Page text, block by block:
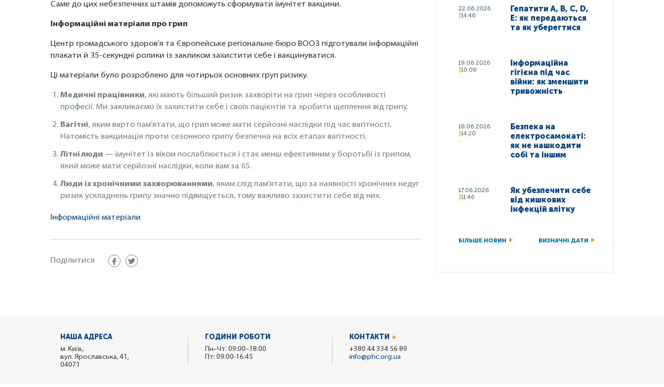
Саме до цих небезпечних штамів допоможуть сформувати імунітет вакцини.
Інформаційні матеріали про грип
Центр громадського здоров’я та Європейське регіональне бюро ВООЗ підготували інформаційні
плакати й 35-секундні ролики із закликом захистити себе і вакцинуватися.
Ці матеріали було розроблено для чотирьох основних груп ризику.
Медичні працівники, які мають більший ризик захворіти на грип через особливості
професії. Ми закликаємо їх захистити себе і своїх пацієнтів та зробити щеплення від грипу.
Вагітні, яким варто пам’ятати, що грип може мати серйозні наслідки під час вагітності.
Натомість вакцинація проти сезонного грипу безпечна на всіх етапах вагітності.
Літні люди — імунітет із віком послаблюється і стає менш ефективним у боротьбі із грипом,
який може мати серйозні наслідки, коли вам за 65.
Люди із хронічними захворюваннями, яким слід пам’ятати, що за наявності хронічних недуг
ризик ускладнень грипу значно підвищується, тому важливо захистити себе від них.
Інформаційні матеріали
Поділитися
22.06.2026
14:46
Гепатити A, B, C, D,
E: як передаються
та як уберегтися
19.06.2026
10:08
Інформаційна
гігієна під час
війни: як зменшити
тривожність
18.06.2026
14:20
Безпека на
електросамокаті:
як не нашкодити
собі та іншим
17.06.2026
11:46
Як убезпечити себе
від кишкових
інфекцій влітку
БІЛЬШЕ НОВИН ВИЗНАЧНІ ДАТИ
НАША АДРЕСА
м. Київ,
вул. Ярославська, 41,
04071
ГОДИНИ РОБОТИ
Пн–Чт: 09:00–18:00
Пт: 09:00-16:45
КОНТАКТИ
+380 44 334 56 89
info@phc.org.ua